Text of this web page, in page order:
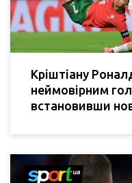
Кріштіану
неймовірним
встановивши